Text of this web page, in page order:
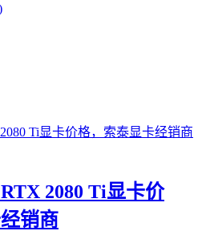
2080 Ti显卡价
销商